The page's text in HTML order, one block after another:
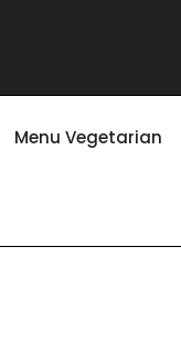
Menu Vegetarian